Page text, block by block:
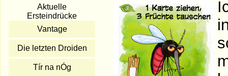
Aktuelle
Ersteindrücke
Vantage
Die letzten Droiden
Tír na nÓg